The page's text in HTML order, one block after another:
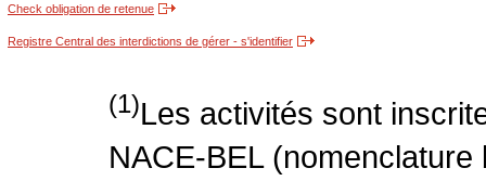
Check obligation de retenue
Registre Central des interdictions de gérer - s'identifier
(1)Les activités sont
NACE-BEL